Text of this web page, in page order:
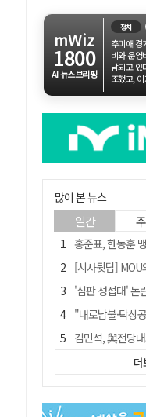
mWiz
1800
AI 뉴스브리핑
정치
추미애 경
비와 운영
담되고 있
조했고,
많이 본 뉴스
일간
홍준표, 한동훈 맹폭…"조선제
[시사뒷담] MOU의 함정,
'심판 성접대' 논란 축구협회
"내로남불·탁상공론"…황희 '버
김민석, 與전당대회 제주·인천
"경로당 통장에 비밀번호가 적혀
"침대에 결박, 탈진"…평생
더